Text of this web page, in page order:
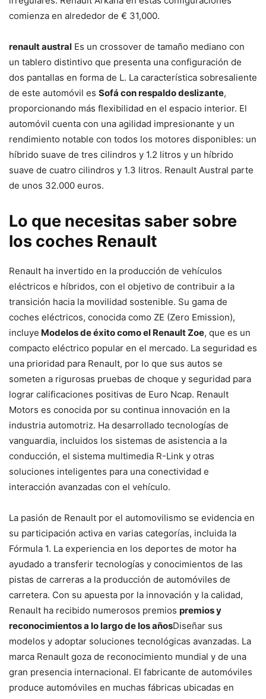
comienza en alrededor de € 31,000.
renault austral Es un crossover de tamaño mediano con
un tablero distintivo que presenta una configuración de
dos pantallas en forma de L. La característica sobresaliente
de este automóvil es Sofá con respaldo deslizante,
proporcionando más flexibilidad en el espacio interior. El
automóvil cuenta con una agilidad impresionante y un
rendimiento notable con todos los motores disponibles: un
híbrido suave de tres cilindros y 1.2 litros y un híbrido
suave de cuatro cilindros y 1.3 litros. Renault Austral parte
de unos 32.000 euros.
Lo que necesitas saber sobre
los coches Renault
Renault ha invertido en la producción de vehículos
eléctricos e híbridos, con el objetivo de contribuir a la
transición hacia la movilidad sostenible. Su gama de
coches eléctricos, conocida como ZE (Zero Emission),
incluye Modelos de éxito como el Renault Zoe, que es un
compacto eléctrico popular en el mercado. La seguridad es
una prioridad para Renault, por lo que sus autos se
someten a rigurosas pruebas de choque y seguridad para
lograr calificaciones positivas de Euro Ncap. Renault
Motors es conocida por su continua innovación en la
industria automotriz. Ha desarrollado tecnologías de
vanguardia, incluidos los sistemas de asistencia a la
conducción, el sistema multimedia R-Link y otras
soluciones inteligentes para una conectividad e
interacción avanzadas con el vehículo.
La pasión de Renault por el automovilismo se evidencia en
su participación activa en varias categorías, incluida la
Fórmula 1. La experiencia en los deportes de motor ha
ayudado a transferir tecnologías y conocimientos de las
pistas de carreras a la producción de automóviles de
carretera. Con su apuesta por la innovación y la calidad,
Renault ha recibido numerosos premios premios y
reconocimientos a lo largo de los añosDiseñar sus
modelos y adoptar soluciones tecnológicas avanzadas. La
marca Renault goza de reconocimiento mundial y de una
gran presencia internacional. El fabricante de automóviles
produce automóviles en muchas fábricas ubicadas en